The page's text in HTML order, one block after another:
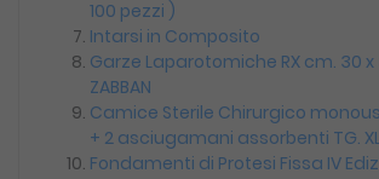
100 pezzi )
Intarsi in Composito
Garze Laparotomiche RX cm. 30 x
ZABBAN
Camice Sterile Chirurgico
+ 2 asciugamani assorbenti TG.
Fondamenti di Protesi Fissa IV